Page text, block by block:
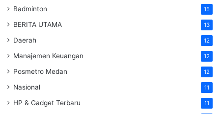
Badminton 15
BERITA UTAMA 13
Daerah 12
Manajemen Keuangan 12
Posmetro Medan 12
Nasional 11
HP & Gadget Terbaru 11